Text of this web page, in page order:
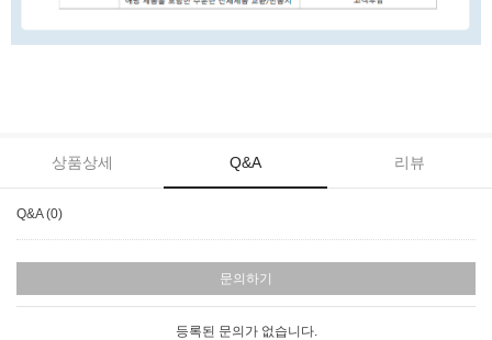
상품상세 Q&A 리뷰
Q&A (0)
문의하기
등록된 문의가 없습니다.